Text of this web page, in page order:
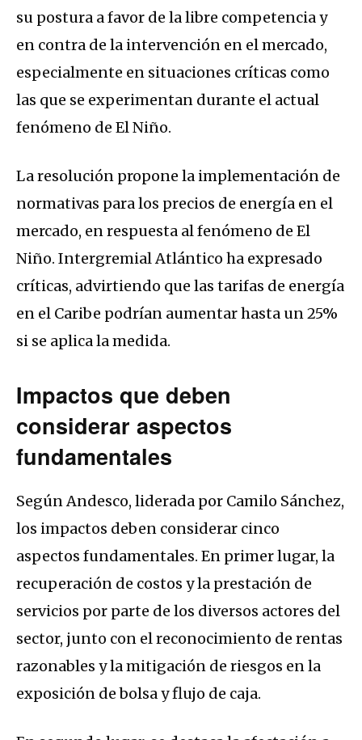
su postura a favor de la libre competencia y
en contra de la intervención en el mercado,
especialmente en situaciones críticas como
las que se experimentan durante el actual
fenómeno de El Niño.
La resolución propone la implementación de
normativas para los precios de energía en el
mercado, en respuesta al fenómeno de El
Niño. Intergremial Atlántico ha expresado
críticas, advirtiendo que las tarifas de energía
en el Caribe podrían aumentar hasta un 25%
si se aplica la medida.
Impactos que deben
considerar aspectos
fundamentales
Según Andesco, liderada por Camilo Sánchez,
los impactos deben considerar cinco
aspectos fundamentales. En primer lugar, la
recuperación de costos y la prestación de
servicios por parte de los diversos actores del
sector, junto con el reconocimiento de rentas
razonables y la mitigación de riesgos en la
exposición de bolsa y flujo de caja.